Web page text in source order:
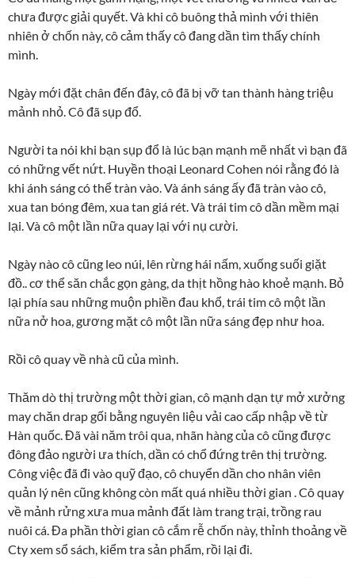
chưa được giải quyết. Và khi cô buông thả mình với thiên
nhiên ở chốn này, cô cảm thấy cô đang dần tìm thấy chính
mình.
Ngày mới đặt chân đến đây, cô đã bị vỡ tan thành hàng triệu
mảnh nhỏ. Cô đã sụp đổ.
Người ta nói khi bạn sụp đổ là lúc bạn mạnh mẽ nhất vì bạn đã
có những vết nứt. Huyền thoại Leonard Cohen nói rằng đó là
khi ánh sáng có thể tràn vào. Và ánh sáng ấy đã tràn vào cô,
xua tan bóng đêm, xua tan giá rét. Và trái tim cô dần mềm mại
lại. Và cô một lần nữa quay lại với nụ cười.
Ngày nào cô cũng leo núi, lên rừng hái nấm, xuống suối giặt
đồ.. cơ thể săn chắc gọn gàng, da thịt hồng hào khoẻ mạnh. Bỏ
lại phía sau những muộn phiền đau khổ, trái tim cô một lần
nữa nở hoa, gương mặt cô một lần nữa sáng đẹp như hoa.
Rồi cô quay về nhà cũ của mình.
Thăm dò thị trường một thời gian, cô mạnh dạn tự mở xưởng
may chăn drap gối bằng nguyên liệu vải cao cấp nhập về từ
Hàn quốc. Đã vài năm trôi qua, nhãn hàng của cô cũng được
đông đảo người ưa thích, dần có chổ đứng trên thị trường.
Công việc đã đi vào quỹ đạo, cô chuyển dần cho nhân viên
quản lý nên cũng không còn mất quá nhiều thời gian . Cô quay
về mảnh rửng xưa mua mảnh đất làm trang trại, trồng rau
nuôi cá. Đa phần thời gian cô cắm rễ chốn này, thỉnh thoảng về
Cty xem sổ sách, kiểm tra sản phẩm, rồi lại đi.